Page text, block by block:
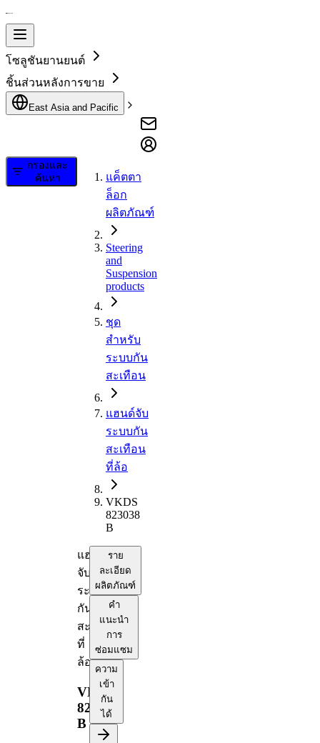
โซลูชันยานยนต์
ชิ้นส่วนหลังการขาย
East Asia and Pacific
กรองและ
ค้นหา
แค็ตตา
ล็อก
ผลิตภัณฑ์
Steering
and
Suspension
products
ชุด
สำหรับ
ระบบกัน
สะเทือน
แฮนด์จับ
ระบบกัน
สะเทือน
ที่ล้อ
VKDS
823038
B
แฮนด์
จับ
ระบบ
กัน
สะเทือน
ที่
ล้อ
VKDS
823038
B
ราย
ละเอียด
ผลิตภัณฑ์
คำ
แนะนำ
การ
ซ่อมแซม
ความ
เข้า
กัน
ได้